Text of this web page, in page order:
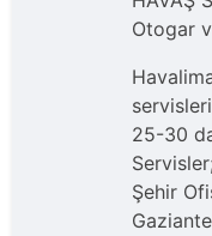
Otogar
25-30
Şehir